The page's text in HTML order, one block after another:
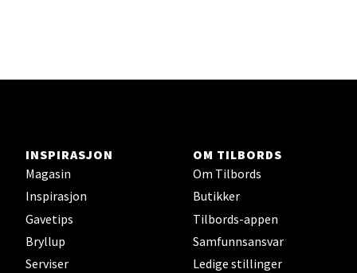
INSPIRASJON
Magasin
Inspirasjon
Gavetips
Bryllup
Serviser
OM TILBORDS
Om Tilbords
Butikker
Tilbords-appen
Samfunnsansvar
Ledige stillinger
Bergen - Horisont
Myrdalsvegen 2, 5130 Nyborg
Åpent i dag 10-21